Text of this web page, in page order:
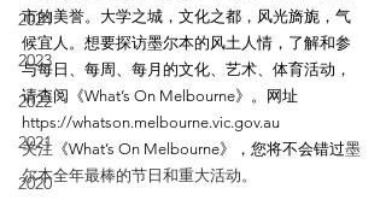
2024
2023
2022
2021
2020
市的美誉。大学之城，文化之都，风光旖旎，气
候宜人。想要探访墨尔本的风土人情，了解和参
与每日、每周、每月的文化、艺术、体育活动，
请查阅《What’s On Melbourne》。网址
https://whatson.melbourne.vic.gov.au
关注 《What’s On Melbourne》，您将不会错过墨
尔本全年最棒的节日和重大活动。